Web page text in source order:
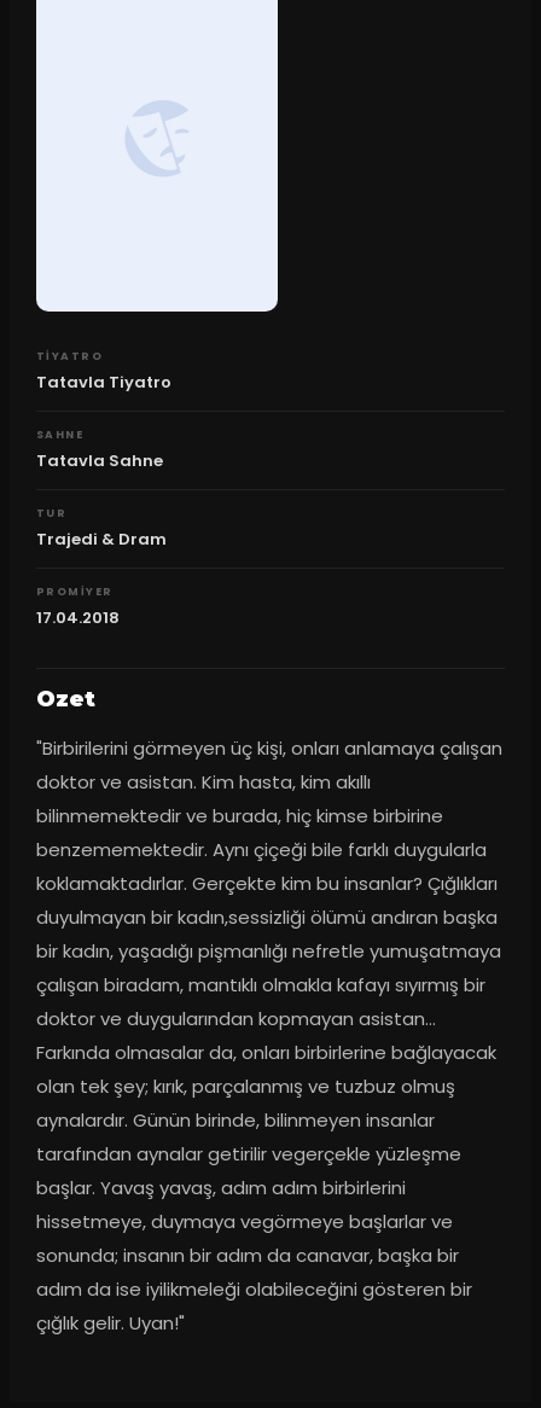
TIYATRO
Tatavla Tiyatro
SAHNE
Tatavla Sahne
TUR
Trajedi & Dram
PROMIYER
17.04.2018
Ozet
"Birbirilerini görmeyen üç kişi, onları anlamaya çalışan
doktor ve asistan. Kim hasta, kim akıllı
bilinmemektedir ve burada, hiç kimse birbirine
benzememektedir. Aynı çiçeği bile farklı duygularla
koklamaktadırlar. Gerçekte kim bu insanlar? Çığlıkları
duyulmayan bir kadın,sessizliği ölümü andıran başka
bir kadın, yaşadığı pişmanlığı nefretle yumuşatmaya
çalışan biradam, mantıklı olmakla kafayı sıyırmış bir
doktor ve duygularından kopmayan asistan…
Farkında olmasalar da, onları birbirlerine bağlayacak
olan tek şey; kırık, parçalanmış ve tuzbuz olmuş
aynalardır. Günün birinde, bilinmeyen insanlar
tarafından aynalar getirilir vegerçekle yüzleşme
başlar. Yavaş yavaş, adım adım birbirlerini
hissetmeye, duymaya vegörmeye başlarlar ve
sonunda; insanın bir adım da canavar, başka bir
adım da ise iyilikmeleği olabileceğini gösteren bir
çığlık gelir. Uyan!"